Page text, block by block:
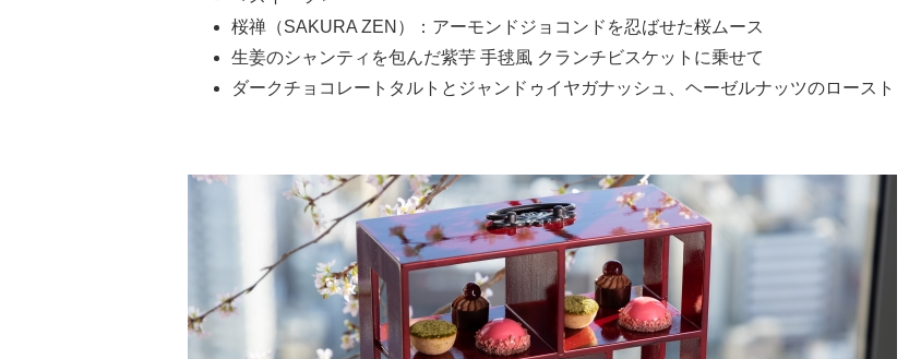
桜禅（SAKURA ZEN）：アーモンドジョコンドを忍ばせた桜ムース
生姜のシャンティを包んだ紫芋 手毬風 クランチビスケットに乗せて
ダークチョコレートタルトとジャンドゥイヤガナッシュ、ヘーゼルナッツのロースト